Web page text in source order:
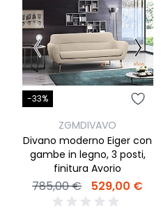
-33%
ZGMDIVAVO
Divano moderno Eiger con
gambe in legno, 3 posti,
finitura Avorio
785,00 € 529,00 €